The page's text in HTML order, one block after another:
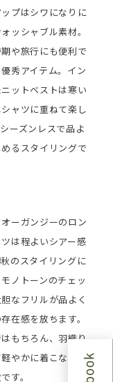
¥19,800 BUY
BUY
¥2,860 BUY
¥41,800 BUY
プはシワになりに
ッシャブル素材。
や旅行にも便利で
秀アイテム。イン
ットベストは寒い
ャツに重ねて楽し
ーズンレスで品よ
るスタイリングで
¥30,800 BUY
¥42,900 BUY
¥3,080 BUY
ーガンジーのロン
は程よいシアー感
のスタイリングに
ノトーンのチェッ
なフリルが品よく
在感を放ちます。
もちろん、羽織り
軽やかに着こなすの
す。